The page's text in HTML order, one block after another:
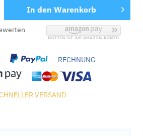
In den Warenkorb
RECHNUNG
VERSAND